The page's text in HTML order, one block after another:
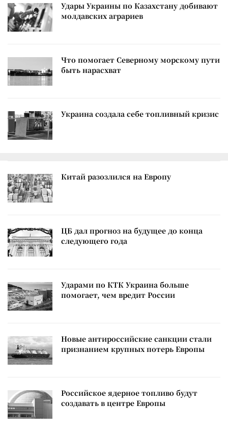
Удары Украины по Казахстану добивают
молдавских аграриев
Что помогает Северному морскому пути
быть нарасхват
Украина создала себе топливный кризис
Китай разозлился на Европу
ЦБ дал прогноз на будущее до конца
следующего года
Ударами по КТК Украина больше
помогает, чем вредит России
Новые антироссийские санкции стали
признанием крупных потерь Европы
Российское ядерное топливо будут
создавать в центре Европы